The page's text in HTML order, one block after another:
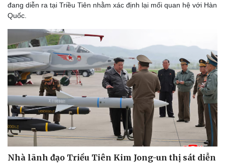
đang diễn ra tại Triều Tiên nhằm xác định lại mối quan hệ với Hàn
Quốc.
Nhà lãnh đạo Triều Tiên Kim Jong-un thị sát diễn